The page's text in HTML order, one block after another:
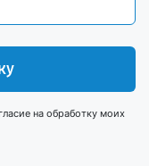
на обработку моих